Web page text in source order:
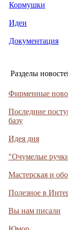
Кормушки
Идеи
Документация
Разделы
Фирменные
Последние
базу
Идея дня
"Очумелые
Мастерская и
Полезное в
Вы нам писали